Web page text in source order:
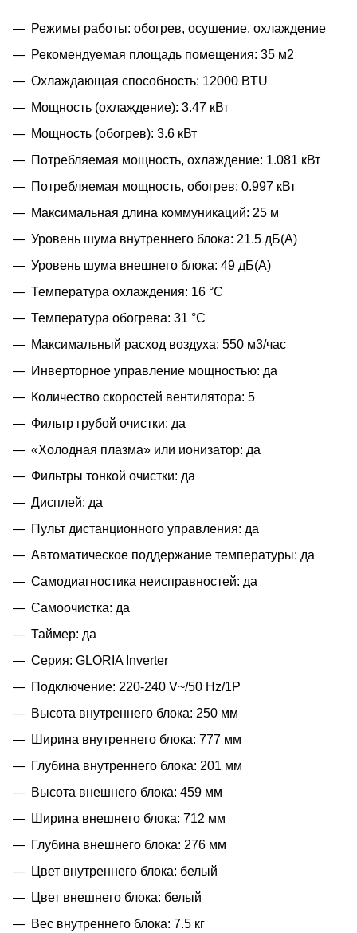
Режимы работы: обогрев, осушение, охлаждение
Рекомендуемая площадь помещения: 35 м2
Охлаждающая способность: 12000 BTU
Мощность (охлаждение): 3.47 кВт
Мощность (обогрев): 3.6 кВт
Потребляемая мощность, охлаждение: 1.081 кВт
Потребляемая мощность, обогрев: 0.997 кВт
Максимальная длина коммуникаций: 25 м
Уровень шума внутреннего блока: 21.5 дБ(А)
Уровень шума внешнего блока: 49 дБ(А)
Температура охлаждения: 16 °C
Температура обогрева: 31 °C
Максимальный расход воздуха: 550 м3/час
Инверторное управление мощностью: да
Количество скоростей вентилятора: 5
Фильтр грубой очистки: да
«Холодная плазма» или ионизатор: да
Фильтры тонкой очистки: да
Дисплей: да
Пульт дистанционного управления: да
Автоматическое поддержание температуры: да
Самодиагностика неисправностей: да
Самоочистка: да
Таймер: да
Серия: GLORIA Inverter
Подключение: 220-240 V~/50 Hz/1P
Высота внутреннего блока: 250 мм
Ширина внутреннего блока: 777 мм
Глубина внутреннего блока: 201 мм
Высота внешнего блока: 459 мм
Ширина внешнего блока: 712 мм
Глубина внешнего блока: 276 мм
Цвет внутреннего блока: белый
Цвет внешнего блока: белый
Вес внутреннего блока: 7.5 кг